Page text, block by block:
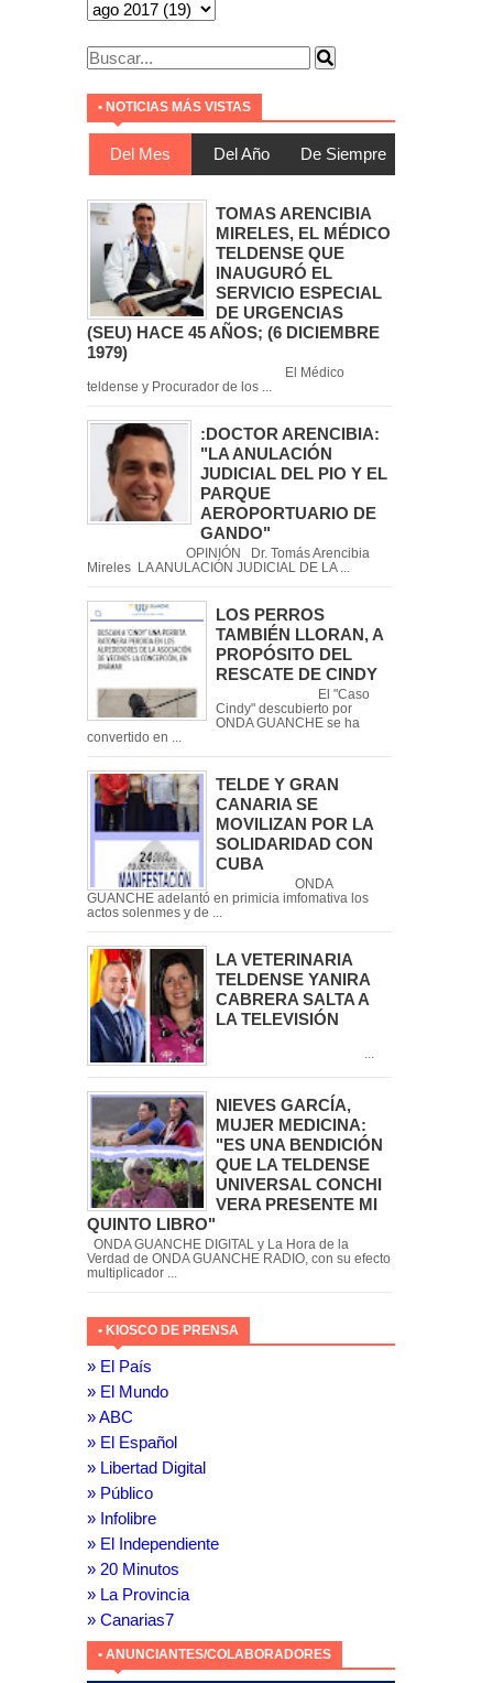
• NOTICIAS MÁS VISTAS
Del Mes Del Año De Siempre
TOMAS ARENCIBIA
MIRELES, EL MÉDICO
TELDENSE QUE
INAUGURÓ EL
SERVICIO ESPECIAL
DE URGENCIAS
(SEU) HACE 45 AÑOS; (6 DICIEMBRE
1979)
El Médico
teldense y Procurador de los ...
:DOCTOR ARENCIBIA:
"LA ANULACIÓN
JUDICIAL DEL PIO Y EL
PARQUE
AEROPORTUARIO DE
GANDO"
OPINIÓN Dr. Tomás Arencibia
Mireles LA ANULACIÓN JUDICIAL DE LA ...
LOS PERROS
TAMBIÉN LLORAN, A
PROPÓSITO DEL
RESCATE DE CINDY
El "Caso
Cindy" descubierto por
ONDA GUANCHE se ha
convertido en ...
TELDE Y GRAN
CANARIA SE
MOVILIZAN POR LA
SOLIDARIDAD CON
CUBA
ONDA
GUANCHE adelantó en primicia imfomativa los
actos solenmes y de ...
LA VETERINARIA
TELDENSE YANIRA
CABRERA SALTA A
LA TELEVISIÓN
NIEVES GARCÍA,
MUJER MEDICINA:
"ES UNA BENDICIÓN
QUE LA TELDENSE
UNIVERSAL CONCHI
VERA PRESENTE MI
QUINTO LIBRO"
ONDA GUANCHE DIGITAL y La Hora de la
Verdad de ONDA GUANCHE RADIO, con su efecto
multiplicador ...
• KIOSCO DE PRENSA
» El País
» El Mundo
» ABC
» El Español
» Libertad Digital
» Público
» Infolibre
» El Independiente
» 20 Minutos
» La Provincia
» Canarias7
• ANUNCIANTES/COLABORADORES